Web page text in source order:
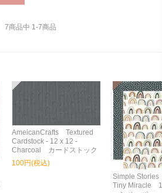
7商品中 1-7商品
AmeicanCrafts Textured
Cardstock - 12 x 12 -
Charcoal カードストック
100円(税込)
Simple
Tiny Miracle